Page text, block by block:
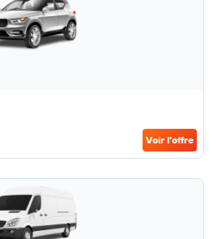
Voir l’offre